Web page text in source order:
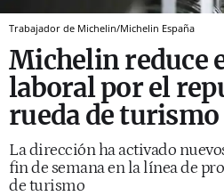
Trabajador de Michelin/Michelin España
Michelin reduce
laboral por el
rueda de turismo
La dirección ha activado
fin de semana en la línea de
de turismo